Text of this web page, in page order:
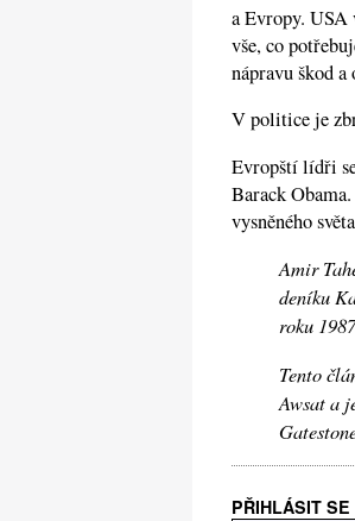
a Evropy. USA
vše, co
nápravu škod a
V politice je
Evropští lídři
Barack
vysněného
Amir
deníku
roku
Tento
Awsat a
PŘIHLÁSIT